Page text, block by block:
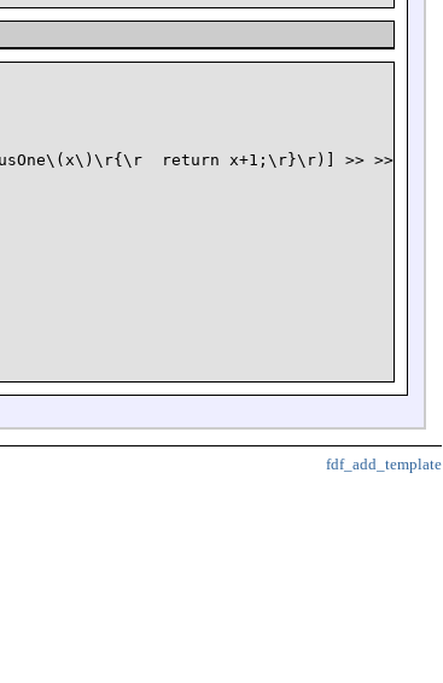
return x+1;\r}\r)] >> >>
fdf_add_template